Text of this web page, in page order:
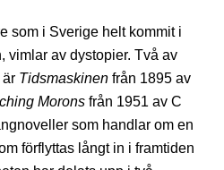
som i Sverige helt kommit i
vimlar av dystopier. Två av
Tidsmaskinen från 1895 av
Morons från 1951 av C
som handlar om en
förflyttas långt in i framtiden